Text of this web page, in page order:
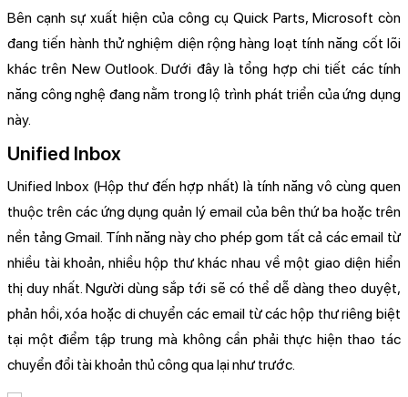
Bên cạnh sự xuất hiện của công cụ Quick Parts, Microsoft còn
đang tiến hành thử nghiệm diện rộng hàng loạt tính năng cốt lõi
khác trên New Outlook. Dưới đây là tổng hợp chi tiết các tính
năng công nghệ đang nằm trong lộ trình phát triển của ứng dụng
này.
Unified Inbox
Unified Inbox (Hộp thư đến hợp nhất) là tính năng vô cùng quen
thuộc trên các ứng dụng quản lý email của bên thứ ba hoặc trên
nền tảng Gmail. Tính năng này cho phép gom tất cả các email từ
nhiều tài khoản, nhiều hộp thư khác nhau về một giao diện hiển
thị duy nhất. Người dùng sắp tới sẽ có thể dễ dàng theo duyệt,
phản hồi, xóa hoặc di chuyển các email từ các hộp thư riêng biệt
tại một điểm tập trung mà không cần phải thực hiện thao tác
chuyển đổi tài khoản thủ công qua lại như trước.